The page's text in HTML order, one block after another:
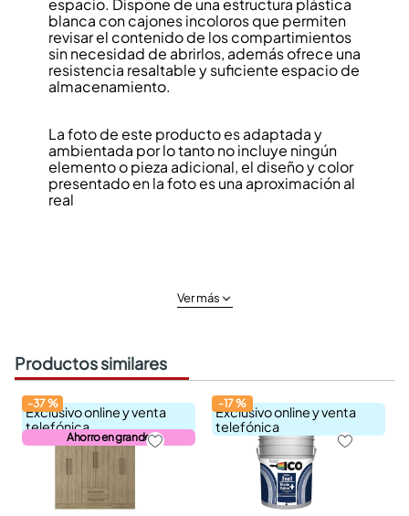
espacio. Dispone de una estructura plástica
blanca con cajones incoloros que permiten
revisar el contenido de los compartimientos
sin necesidad de abrirlos, además ofrece una
resistencia resaltable y suficiente espacio de
almacenamiento.
La foto de este producto es adaptada y
ambientada por lo tanto no incluye ningún
elemento o pieza adicional, el diseño y color
presentado en la foto es una aproximación al
real
Ver más
Productos similares
Exclusivo online y venta
telefónica
Ahorro en grande
-37%
Exclusivo online y venta
telefónica
-17%